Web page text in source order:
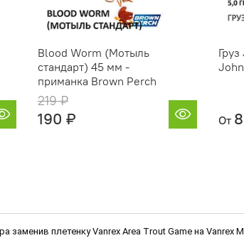
Blood Worm (Мотыль
стандарт) 45 мм -
приманка Brown Perch
219 ₽
190 ₽ От
заменив плетенку Vanrex Area Trout Game на